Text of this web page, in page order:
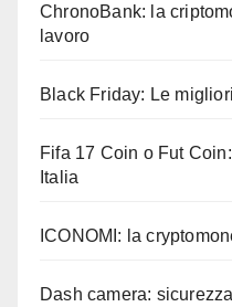
ChronoBank: la
lavoro
Black Friday: Le
Fifa 17 Coin o Fut
Italia
ICONOMI: la
Dash camera: